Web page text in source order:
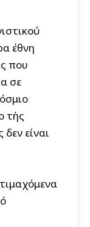
έθνη
που
σε
τής
είναι